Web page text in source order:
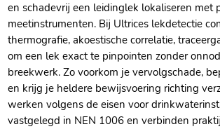
en schadevrij een leidinglek lokaliseren met
meetinstrumenten. Bij Ultrices lekdetectie
thermografie, akoestische correlatie,
om een lek exact te pinpointen zonder
breekwerk. Zo voorkom je vervolgschade,
en krijg je heldere bewijsvoering richting
werken volgens de eisen voor
vastgelegd in NEN 1006 en verbinden